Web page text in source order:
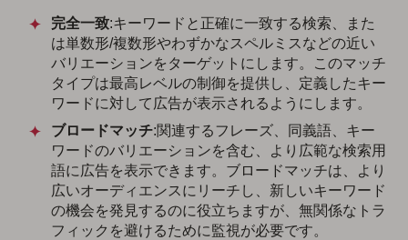
完全一致:キーワードと正確に一致する検索、また
は単数形/複数形やわずかなスペルミスなどの近い
バリエーションをターゲットにします。このマッチ
タイプは最高レベルの制御を提供し、定義したキー
ワードに対して広告が表示されるようにします。
ブロードマッチ:関連するフレーズ、同義語、キー
ワードのバリエーションを含む、より広範な検索用
語に広告を表示できます。ブロードマッチは、より
広いオーディエンスにリーチし、新しいキーワード
の機会を発見するのに役立ちますが、無関係なトラ
フィックを避けるために監視が必要です。